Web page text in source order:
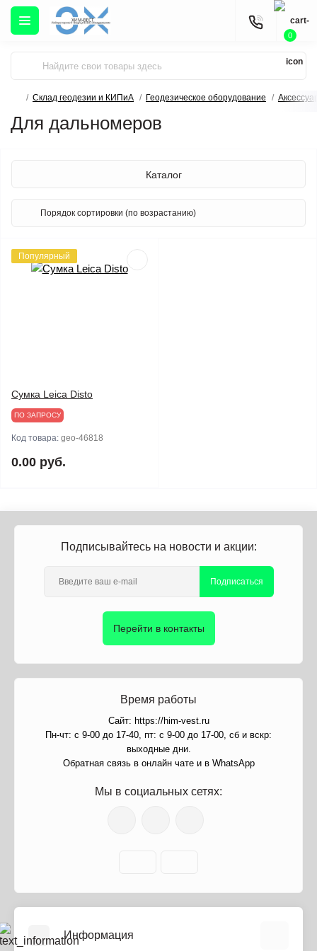
0
Склад геодезии и КИПиА Геодезическое оборудование
Для дальномеров
Каталог
Популярный
Сумка Leica Disto
ПО ЗАПРОСУ
Код товара: geo-46818
0.00 руб.
Подписывайтесь на новости и акции:
Подписаться
Перейти в контакты
Время работы
Сайт: https://him-vest.ru
Пн-чт: с 9-00 до 17-40, пт: с 9-00 до 17-00, сб и вскр:
выходные дни.
Обратная связь в онлайн чате и в WhatsApp
Мы в социальных сетях:
Информация